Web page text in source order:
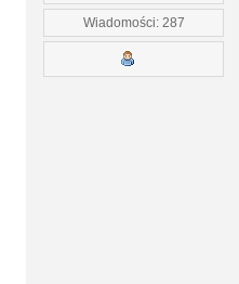
Wiadomości: 287